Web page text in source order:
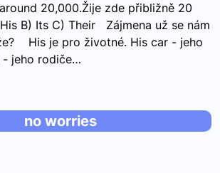
20,000.Žije zde přibližně 20
B) Its C) Their Zájmena už se nám
His je pro životné. His car - jeho
- jeho rodiče…
no worries